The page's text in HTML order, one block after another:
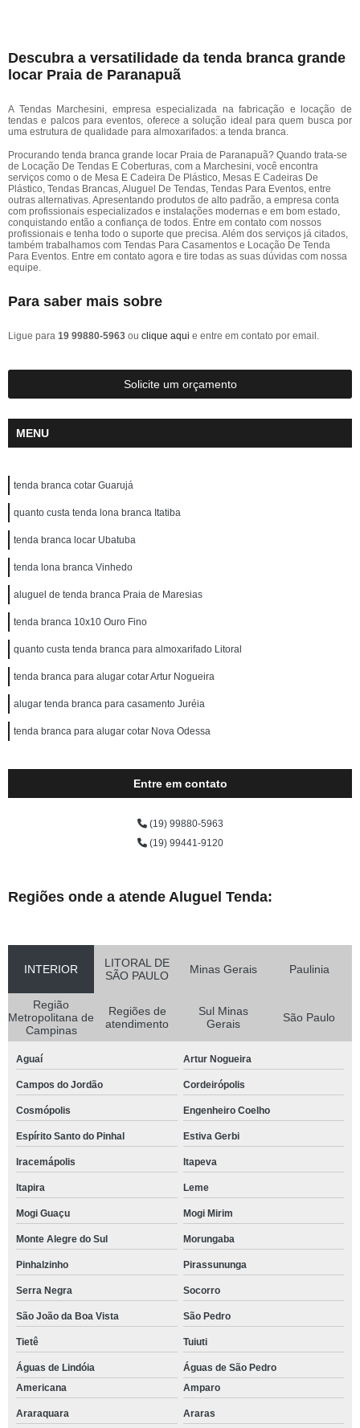
Descubra a versatilidade da tenda branca grande
locar Praia de Paranapuã
A Tendas Marchesini, empresa especializada na fabricação e locação de
tendas e palcos para eventos, oferece a solução ideal para quem busca por
uma estrutura de qualidade para almoxarifados: a tenda branca.
Procurando tenda branca grande locar Praia de Paranapuã? Quando trata-se
de Locação De Tendas E Coberturas, com a Marchesini, você encontra
serviços como o de Mesa E Cadeira De Plástico, Mesas E Cadeiras De
Plástico, Tendas Brancas, Aluguel De Tendas, Tendas Para Eventos, entre
outras alternativas. Apresentando produtos de alto padrão, a empresa conta
com profissionais especializados e instalações modernas e em bom estado,
conquistando então a confiança de todos. Entre em contato com nossos
profissionais e tenha todo o suporte que precisa. Além dos serviços já citados,
também trabalhamos com Tendas Para Casamentos e Locação De Tenda
Para Eventos. Entre em contato agora e tire todas as suas dúvidas com nossa
equipe.
Para saber mais sobre
Ligue para 19 99880-5963 ou clique aqui e entre em contato por email.
Solicite um orçamento
MENU
tenda branca cotar Guarujá
quanto custa tenda lona branca Itatiba
tenda branca locar Ubatuba
tenda lona branca Vinhedo
aluguel de tenda branca Praia de Maresias
tenda branca 10x10 Ouro Fino
quanto custa tenda branca para almoxarifado Litoral
tenda branca para alugar cotar Artur Nogueira
alugar tenda branca para casamento Juréia
tenda branca para alugar cotar Nova Odessa
Entre em contato
(19) 99880-5963
(19) 99441-9120
Regiões onde a atende Aluguel Tenda:
INTERIOR
LITORAL DE
SÃO PAULO
Minas Gerais Paulinia
Região
Metropolitana de
Campinas
Regiões de
atendimento
Sul Minas
Gerais
São Paulo
Aguaí Artur Nogueira
Campos do Jordão Cordeirópolis
Cosmópolis Engenheiro Coelho
Espírito Santo do Pinhal Estiva Gerbi
Iracemápolis Itapeva
Itapira Leme
Mogi Guaçu Mogi Mirim
Monte Alegre do Sul Morungaba
Pinhalzinho Pirassununga
Serra Negra Socorro
São João da Boa Vista São Pedro
Tietê Tuiuti
Águas de Lindóia
Águas de São Pedro
Americana
Amparo
Araraquara Araras